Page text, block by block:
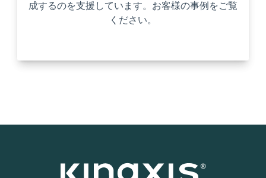
成するのを支援しています。お客様の事例をご覧
ください。